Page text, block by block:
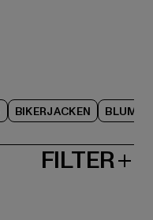
BIKERJACKEN
FILTER